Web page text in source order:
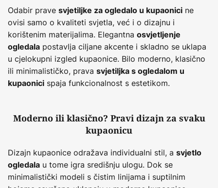
Odabir prave svjetiljke za ogledalo u kupaonici ne
ovisi samo o kvaliteti svjetla, već i o dizajnu i
korištenim materijalima. Elegantna osvjetljenje
ogledala postavlja ciljane akcente i skladno se uklapa
u cjelokupni izgled kupaonice. Bilo moderno, klasično
ili minimalističko, prava svjetiljka s ogledalom u
kupaonici spaja funkcionalnost s estetikom.
Moderno ili klasično? Pravi dizajn za svaku
kupaonicu
Dizajn kupaonice odražava individualni stil, a svjetlo
ogledala u tome igra središnju ulogu. Dok se
minimalistički modeli s čistim linijama i suptilnim